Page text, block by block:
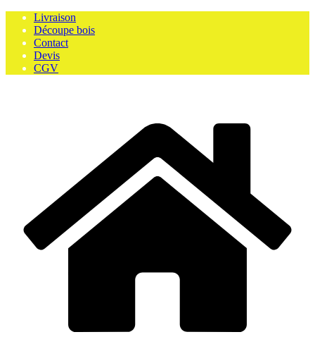
Skip
content
Livraison
Découpe bois
Contact
Devis
CGV